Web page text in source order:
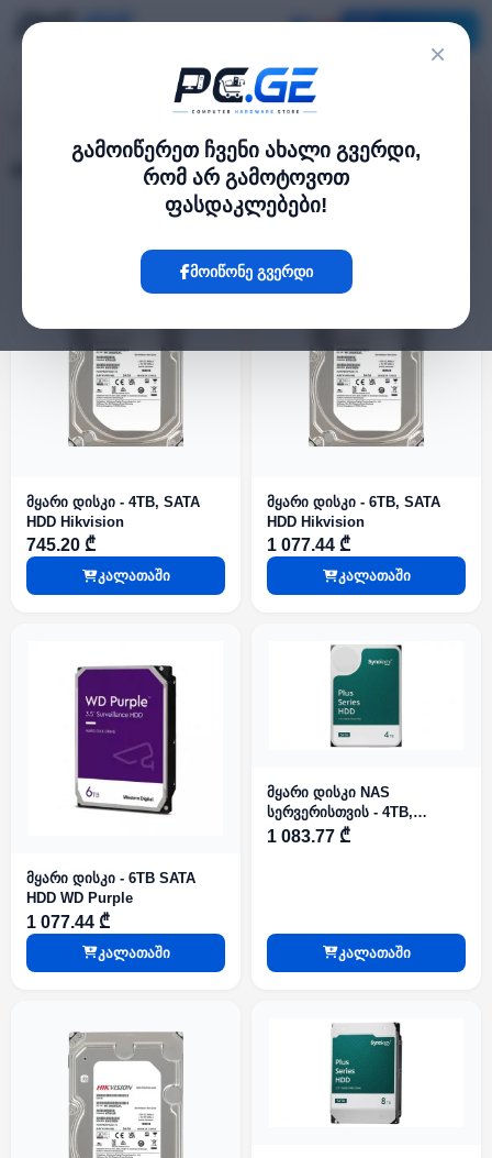
×
გამოიწერეთ ჩვენი ახალი გვერდი,
რომ არ გამოტოვოთ
ფასდაკლებები!
მოიწონე გვერდი
24 პროდუქტი
მყარი დისკი - 4TB, SATA
HDD Hikvision
745.20 ₾
კალათაში
მყარი დისკი - 6TB, SATA
HDD Hikvision
1 077.44 ₾
კალათაში
მყარი დისკი - 6TB SATA
HDD WD Purple
1 077.44 ₾
კალათაში
მყარი დისკი NAS
სერვერისთვის - 4TB,
Synology Plus Series
1 083.77 ₾
კალათაში